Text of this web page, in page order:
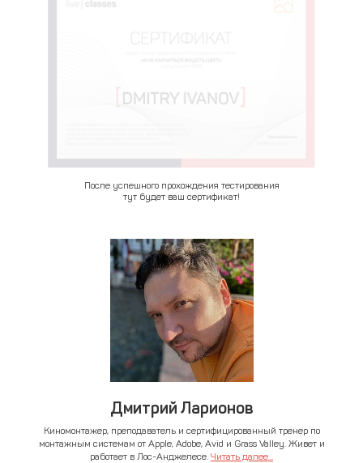
После успешного прохождения тестирования
тут будет ваш сертификат!
Дмитрий Ларионов
Киномонтажер, преподаватель и сертифицированный тренер по
монтажным системам от Apple, Adobe, Avid и Grass Valley. Живет и
работает в Лос-Анджелесе. Читать далее...